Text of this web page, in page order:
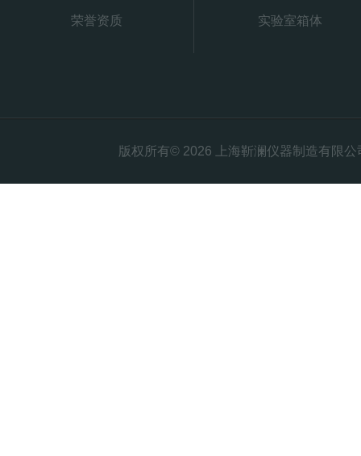
荣誉资质 实验室箱体
版权所有© 2026 上海靳澜仪器制造有限